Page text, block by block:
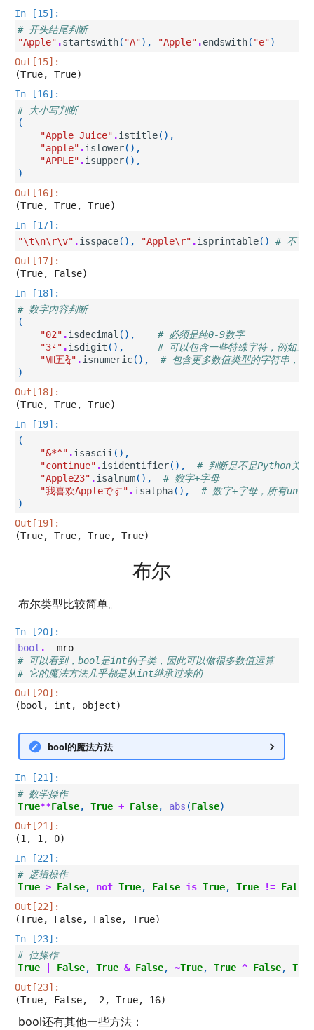
In [15]:
# 开头结尾判断
"Apple" .startswith( "A"), "Apple" .endswith( "e")
Out[15]:
(True, True)
In [16]:
# 大小写判断
(
"Apple Juice" .istitle(),
"apple" .islower(),
"APPLE" .isupper(),
)
Out[16]:
(True, True, True)
In [17]:
"\t\n\r\v" .isspace(), "Apple\r" .isprintable()
# 不可
Out[17]:
(True, False)
In [18]:
# 数字内容判断
(
"02" .isdecimal (),
# 必须是纯0-9数字
"3²" .isdigit (),
# 可以包含一些特殊字符，例如上
"Ⅷ五¾" .isnumeric(),
# 包含更多数值类型的字符串，甚
)
Out[18]:
(True, True, True)
In [19]:
(
"&*^" .isascii (),
"continue" .isidentifier(),
# 判断是不是Python关键
"Apple23" .isalnum(),
# 数字+字母
"我喜欢Appleです" .isalpha(),
# 数字+字母，所有
)
Out[19]:
(True, True, True, True)
布尔
布尔类型比较简单。
In [20]:
bool .
__mro__
# 可以看到，bool是int的子类，因此可以做很多数值运算
# 它的魔法方法几乎都是从int继承过来的
Out[20]:
(bool, int, object)
bool的魔法方法
In [21]:
# 数学操作
True**False, True + False, abs (False)
Out[21]:
(1, 1, 0)
In [22]:
# 逻辑操作
True > False, not True, False is True, True != False
Out[22]:
(True, False, False, True)
In [23]:
# 位操作
True
False, True & False, ~True, True ^ False,
True
Out[23]:
(True, False, -2, True, 16)
bool还有其他一些方法：